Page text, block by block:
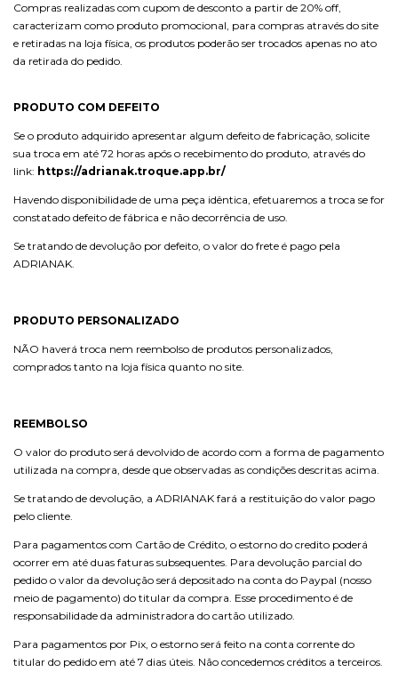
Compras realizadas com cupom de desconto a partir de 20% off,
caracterizam como produto promocional, para compras através do site
e retiradas na loja física, os produtos poderão ser trocados apenas no ato
da retirada do pedido.
PRODUTO COM DEFEITO
Se o produto adquirido apresentar algum defeito de fabricação, solicite
sua troca em até 72 horas após o recebimento do produto, através do
link: https://adrianak.troque.app.br/
Havendo disponibilidade de uma peça idêntica, efetuaremos a troca se for
constatado defeito de fábrica e não decorrência de uso.
Se tratando de devolução por defeito, o valor do frete é pago pela
ADRIANAK.
PRODUTO PERSONALIZADO
NÃO haverá troca nem reembolso de produtos personalizados,
comprados tanto na loja física quanto no site.
REEMBOLSO
O valor do produto será devolvido de acordo com a forma de pagamento
utilizada na compra, desde que observadas as condições descritas acima.
Se tratando de devolução, a ADRIANAK fará a restituição do valor pago
pelo cliente.
Para pagamentos com Cartão de Crédito, o estorno do credito poderá
ocorrer em até duas faturas subsequentes. Para devolução parcial do
pedido o valor da devolução será depositado na conta do Paypal (nosso
meio de pagamento) do titular da compra. Esse procedimento é de
responsabilidade da administradora do cartão utilizado.
Para pagamentos por Pix, o estorno será feito na conta corrente do
titular do pedido em até 7 dias úteis. Não concedemos créditos a terceiros.